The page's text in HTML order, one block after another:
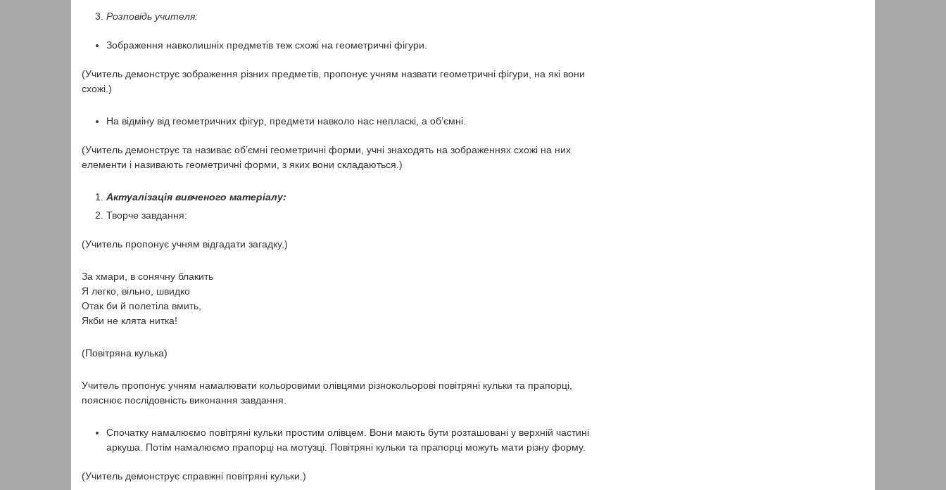
Розповідь учителя:
Зображення навколишніх предметів теж схожі на геометричні фігури.
(Учитель демонструє зображення різних предметів, пропонує учням назвати геометричні фігури, на які вони
схожі.)
На відміну від геометричних фігур, предмети навколо нас непласкі, а об’ємні.
(Учитель демонструє та називає об’ємні геометричні форми, учні знаходять на зображеннях схожі на них
елементи і називають геометричні форми, з яких вони складаються.)
Актуалізація вивченого матеріалу:
Творче завдання:
(Учитель пропонує учням відгадати загадку.)
За хмари, в сонячну блакить
Я легко, вільно, швидко
Отак би й полетіла вмить,
Якби не клята нитка!
(Повітряна кулька)
Учитель пропонує учням намалювати кольоровими олівцями різнокольорові повітряні кульки та прапорці,
пояснює послідовність виконання завдання.
Спочатку намалюємо повітряні кульки простим олівцем. Вони мають бути розташовані у верхній частині
аркуша. Потім намалюємо прапорці на мотузці. Повітряні кульки та прапорці можуть мати різну форму.
(Учитель демонструє справжні повітряні кульки.)